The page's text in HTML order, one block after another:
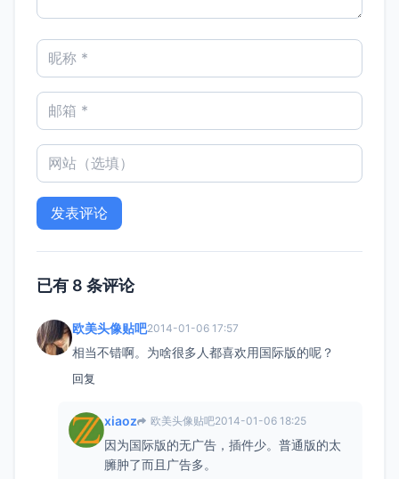
已有 8 条评论
欧美头像贴吧2014-01-06 17:57
相当不错啊。为啥很多人都喜欢用国际版的呢？
回复
xiaoz 欧美头像贴吧2014-01-06 18:25
因为国际版的无广告，插件少。普通版的太
臃肿了而且广告多。